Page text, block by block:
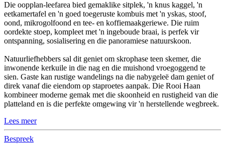
Die oopplan-leefarea bied gemaklike sitplek, 'n knus kaggel, 'n
eetkamertafel en 'n goed toegeruste kombuis met 'n yskas, stoof,
oond, mikrogolfoond en tee- en koffiemaakgeriewe. Die ruim
oordekte stoep, kompleet met 'n ingeboude braai, is perfek vir
ontspanning, sosialisering en die panoramiese natuurskoon.
Natuurliefhebbers sal dit geniet om skrophase teen skemer, die
inwonende kerkuile in die nag en die muishond vroegoggend te
sien. Gaste kan rustige wandelings na die nabygeleë dam geniet of
direk vanaf die eiendom op staproetes aanpak. Die Rooi Haan
kombineer moderne gemak met die skoonheid en rustigheid van die
platteland en is die perfekte omgewing vir 'n herstellende wegbreek.
Lees meer
Bespreek